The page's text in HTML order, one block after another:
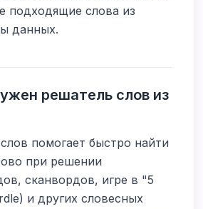
подходящие слова из
данных.
решатель слов из
помогает быстро найти
при решении
сканвордов, игре в "5
и других словесных